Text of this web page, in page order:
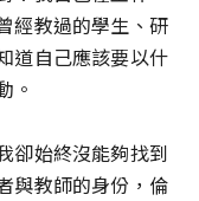
經教過的學生、研
道自己應該要以什
。
卻始終沒能夠找到
與教師的身份，倫